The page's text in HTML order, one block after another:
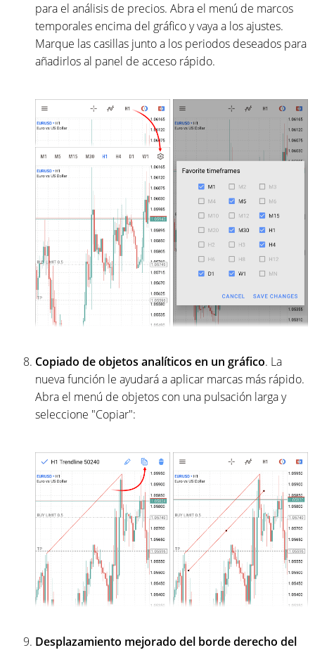
para el análisis de precios. Abra el menú de marcos
temporales encima del gráfico y vaya a los ajustes.
Marque las casillas junto a los periodos deseados para
añadirlos al panel de acceso rápido.
Copiado de objetos analíticos en un gráfico. La
nueva función le ayudará a aplicar marcas más rápido.
Abra el menú de objetos con una pulsación larga y
seleccione "Copiar":
Desplazamiento mejorado del borde derecho del